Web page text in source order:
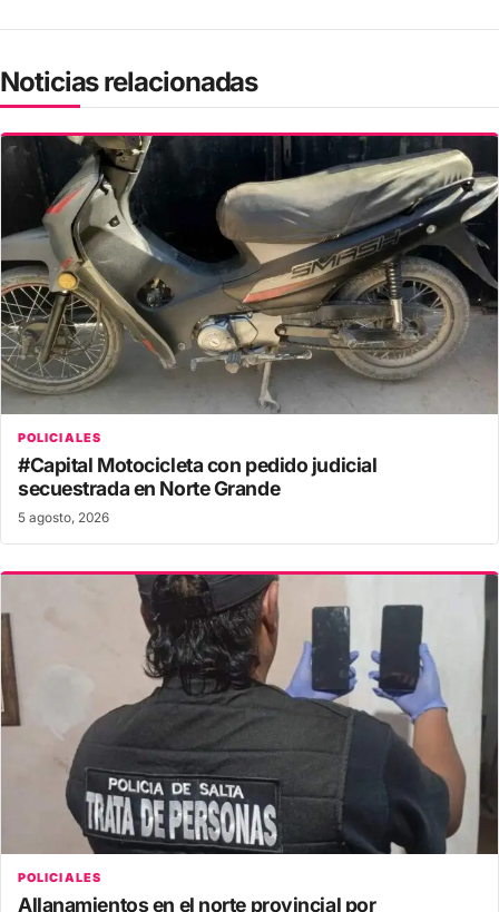
Noticias relacionadas
POLICIALES
#Capital Motocicleta con pedido judicial
secuestrada en Norte Grande
5 agosto, 2026
POLICIALES
Allanamientos en el norte provincial por